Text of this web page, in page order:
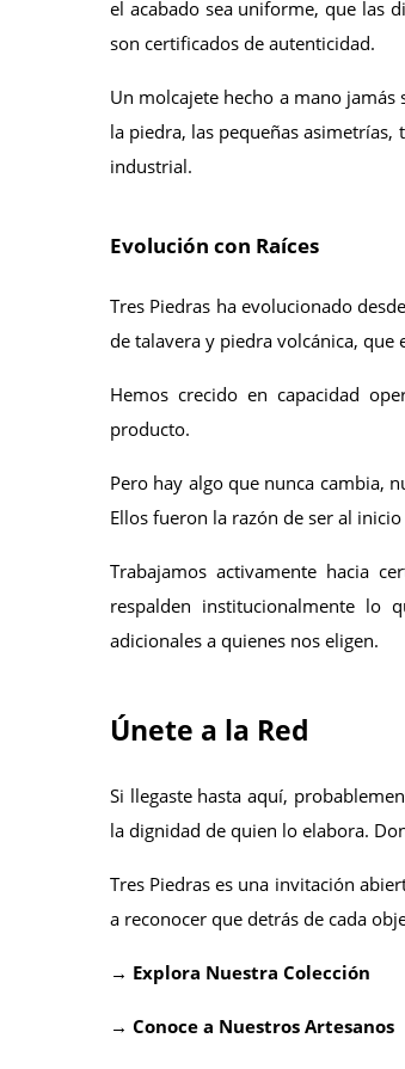
el acabado sea uniforme, que las
son certificados de autenticidad.
Un molcajete hecho a mano
la piedra, las pequeñas
industrial.
Evolución con Raíces
Tres Piedras ha evolucionado
de talavera y piedra volcánica, que
Hemos crecido en capacidad
producto.
Pero hay algo que nunca cambia,
Ellos fueron la razón de ser al
Trabajamos activamente hacia
respalden institucionalmente lo
adicionales a quienes nos eligen.
Únete a la Red
Si llegaste hasta aquí,
la dignidad de quien lo elabora.
Tres Piedras es una invitación
a reconocer que detrás de cada
→ Explora Nuestra Colección
→ Conoce a Nuestros Artesanos